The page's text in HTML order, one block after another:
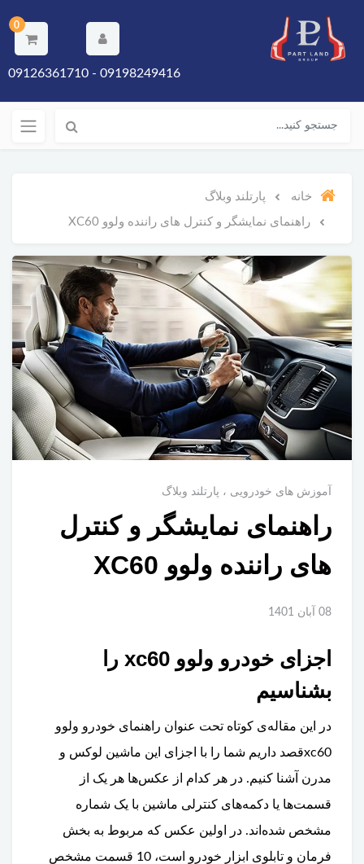
0
09198249416 - 09126361710
خانه پارتلند وبلاگ
راهنمای نمایشگر و کنترل های راننده ولوو XC60
آموزش های خودرویی پارتلند وبلاگ
راهنمای نمایشگر و کنترل
های راننده ولوو XC60
08 آبان 1401
اجزای خودرو ولوو xc60 را
بشناسیم
در این مقاله‌ی کوتاه تحت عنوان راهنمای خودرو ولوو
xc60قصد داریم شما را با اجزای این ماشین لوکس و
مدرن آشنا کنیم. در هر کدام از عکس‌ها هر یک از
قسمت‌ها یا دکمه‌های کنترلی ماشین با یک شماره
مشخص شده‌اند. در اولین عکس که مربوط به بخش
فرمان و تابلوی ابزار خودرو است، 10 قسمت مشخص